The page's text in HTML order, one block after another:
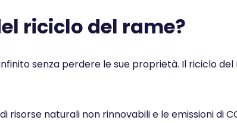
riciclo del rame?
senza perdere le sue proprietà. Il riciclo
risorse naturali non rinnovabili e le emissioni di